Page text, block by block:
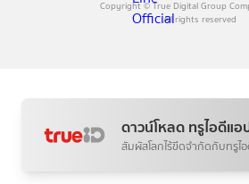
ดาวน์โหลด ทรูไอดีแอ
สัมผัสโลกไร้ขีดจำกัดกับทรูไ
Copyright © True Digital Group
All rights reserved